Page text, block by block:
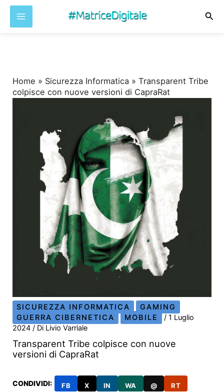
Home » Sicurezza Informatica »Transparent Tribe
colpisce con nuove versioni di CapraRat
SICUREZZA INFORMATICA
GAMING
GUERRA CIBERNETICA
MOBILE /1 Luglio
2024/ Di Livio Varriale
Transparent Tribe colpisce con nuove
versioni di CapraRat
CONDIVIDI: FB X IN WA @ RT